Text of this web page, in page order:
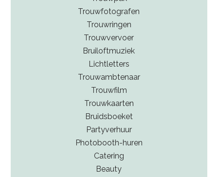
Trouwfotografen
Trouwringen
Trouwvervoer
Bruiloftmuziek
Lichtletters
Trouwambtenaar
Trouwfilm
Trouwkaarten
Bruidsboeket
Partyverhuur
Photobooth-huren
Catering
Beauty